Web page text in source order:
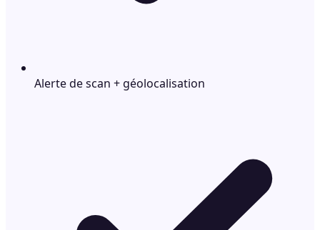
Alerte de scan + géolocalisation